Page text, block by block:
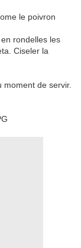
le poivron
rondelles les
Ciseler la
de servir.